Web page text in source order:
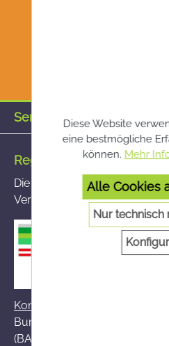
Service-Hotline
Registrierte
Die von Ihnen aufgerufene
Versandapothekenregister
Kontakt zum BASG
Bundesamt für Sicherheit im
(BASG), AGES-
Diese Website
eine bestmögliche
können. Mehr
Alle Cookies
Nur technisch